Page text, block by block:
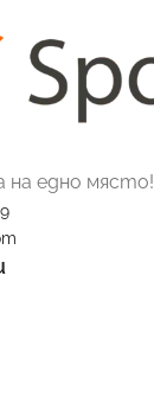
на едно място!